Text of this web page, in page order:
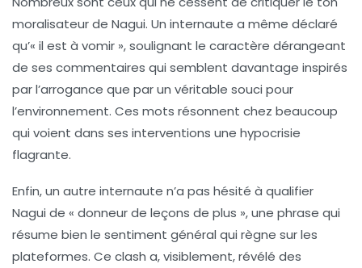
moralisateur de Nagui. Un internaute a même déclaré
qu’« il est à vomir », soulignant le caractère dérangeant
de ses commentaires qui semblent davantage inspirés
par l’arrogance que par un véritable souci pour
l’environnement. Ces mots résonnent chez beaucoup
qui voient dans ses interventions une hypocrisie
flagrante.
Enfin, un autre internaute n’a pas hésité à qualifier
Nagui de « donneur de leçons de plus », une phrase qui
résume bien le sentiment général qui règne sur les
plateformes. Ce clash a, visiblement, révélé des